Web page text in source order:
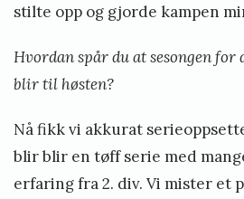
stilte opp og gjorde kampen
Hvordan spår du at sesongen for
blir til høsten?
Nå fikk vi akkurat
blir blir en tøff serie med
erfaring fra 2. div. Vi mister et